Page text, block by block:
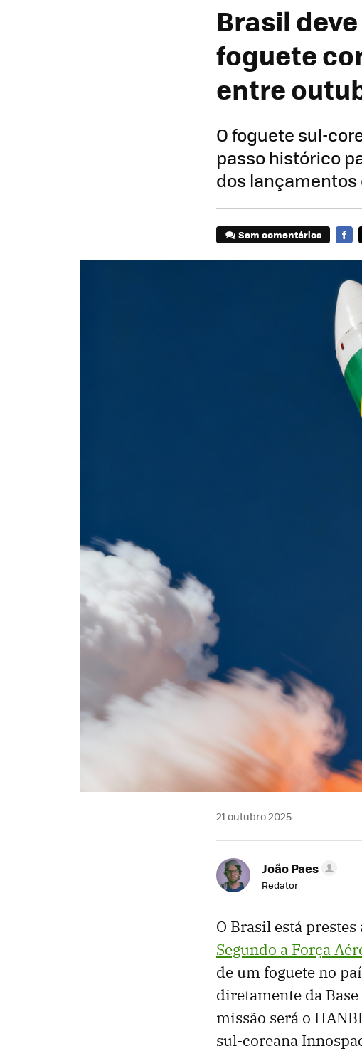
Brasil
foguete
entre
O foguete sul-
passo histórico
dos
Sem comentários
21 outubro 2025
João Paes
Redator
O Brasil está
Segundo a Força
de um foguete no
diretamente da
missão será o
sul-coreana